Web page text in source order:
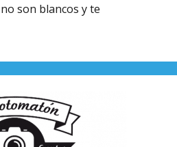
son blancos y te